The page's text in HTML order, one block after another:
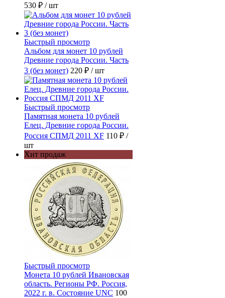
530 ₽ / шт
Быстрый просмотр
Альбом для монет 10 рублей
Древние города России. Часть
3 (без монет) 220 ₽ / шт
Быстрый просмотр
Памятная монета 10 рублей
Елец. Древние города России.
Россия СПМД 2011 XF 110 ₽ /
шт
Хит продаж
Быстрый просмотр
Монета 10 рублей Ивановская
область. Регионы РФ. Россия,
2022 г. в. Состояние UNC 100